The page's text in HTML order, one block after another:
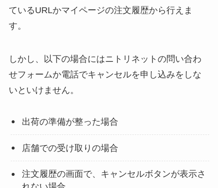
ているURLかマイページの注文履歴から行えま
す。
しかし、以下の場合にはニトリネットの問い合わ
せフォームか電話でキャンセルを申し込みをしな
いといけません。
出荷の準備が整った場合
店舗での受け取りの場合
注文履歴の画面で、キャンセルボタンが表示さ